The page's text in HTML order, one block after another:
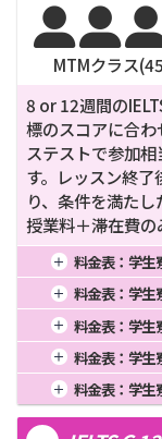

MTMクラス(45
8 or 12週間の
標のスコアに合
ステストで参加
す。レッスン終
り、条件を満た
授業料＋滞在費の
料金表： 学生
1週間
2週間
3週間
料金表： 学生
1週間
2週間
3週間
料金表： 学生
1週間
2週間
3週間
料金表： 学生
1週間
2週間
3週間
料金表： 学生
1週間